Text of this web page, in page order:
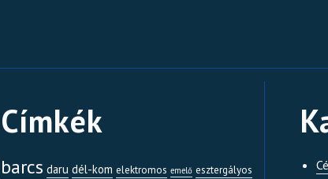
Címkék
barcs daru dél-kom elektromos emelő esztergályos